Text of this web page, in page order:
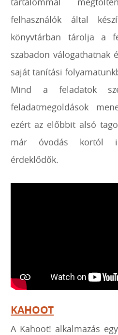
felhasználók által
könyvtárban tárolja a
szabadon válogathatnak
saját tanítási
Mind a feladatok
feladatmegoldások
ezért az előbbit alsó
már óvodás kortól
érdeklődők.
KAHOOT
A Kahoot! alkalmazás